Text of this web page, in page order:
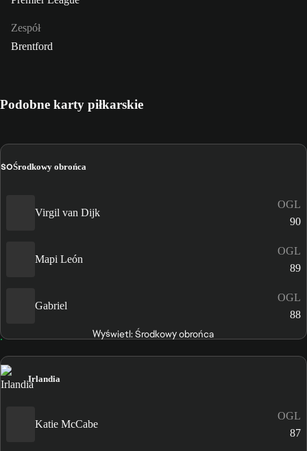
Zespół
Brentford
Podobne karty piłkarskie
ŚOŚrodkowy obrońca
Virgil van Dijk
OGL
90
Mapi León
OGL
89
Gabriel
OGL
88
Wyświetl: Środkowy obrońca
Irlandia
Katie McCabe
OGL
87